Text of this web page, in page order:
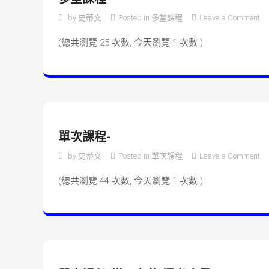
by 史蒂文 Posted in 多堂課程 Leave a Comment
(總共瀏覽 25 次數, 今天瀏覽 1 次數 )
單次課程-
by 史蒂文 Posted in 單次課程 Leave a Comment
(總共瀏覽 44 次數, 今天瀏覽 1 次數 )